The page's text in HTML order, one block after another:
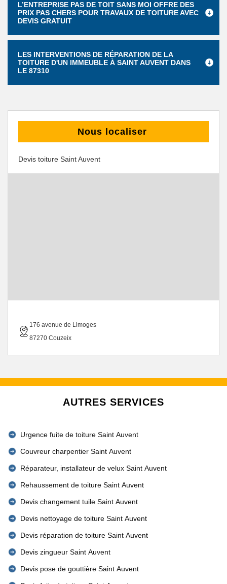
L’ENTREPRISE PAS DE TOIT SANS MOI OFFRE DES
PRIX PAS CHERS POUR TRAVAUX DE TOITURE AVEC
DEVIS GRATUIT
LES INTERVENTIONS DE RÉPARATION DE LA
TOITURE D'UN IMMEUBLE À SAINT AUVENT DANS
LE 87310
Nous localiser
Devis toiture Saint Auvent
176 avenue de Limoges
87270 Couzeix
AUTRES SERVICES
Urgence fuite de toiture Saint Auvent
Couvreur charpentier Saint Auvent
Réparateur, installateur de velux Saint Auvent
Rehaussement de toiture Saint Auvent
Devis changement tuile Saint Auvent
Devis nettoyage de toiture Saint Auvent
Devis réparation de toiture Saint Auvent
Devis zingueur Saint Auvent
Devis pose de gouttière Saint Auvent